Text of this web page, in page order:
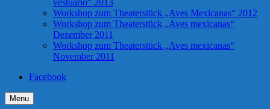
vestuario“ 2013
Workshop zum Theaterstück „Aves Mexicanas“ 2012
Workshop zum Theaterstück „Aves mexicanas“
Dezember 2011
Workshop zum Theaterstück „Aves mexicanas“
November 2011
Facebook
Menu